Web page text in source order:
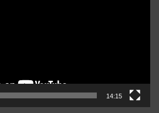
14:15